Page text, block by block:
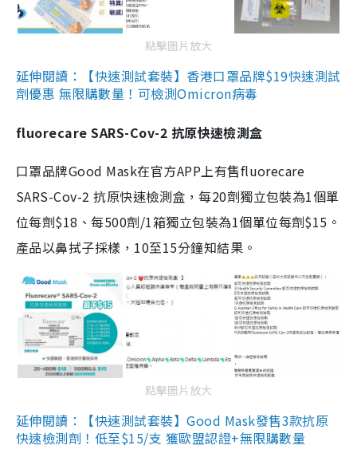
點擊圖片放大
延伸閱讀：【快速測試套裝】香港口罩品牌$19快速測試
劑優惠 無限購數量！可檢測Omicron病毒
fluorecare SARS-Cov-2 抗原快速檢測盒
口罩品牌Good Mask在官方APP上有售fluorecare
SARS-Cov-2 抗原快速檢測盒，每20劑獨立包裝為1個單
位每劑$18、每500劑/1箱獨立包裝為1個單位每劑$15。
產品以鼻拭子採樣，10至15分鐘知結果。
點擊圖片放大
延伸閱讀：【快速測試套裝】Good Mask發售3款抗原
快速檢測劑！低至$15/支 獲歐盟認證+無限購數量